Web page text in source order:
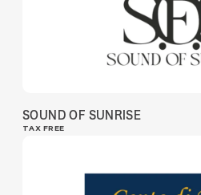
SOUND OF SUNRISE
TAX FREE